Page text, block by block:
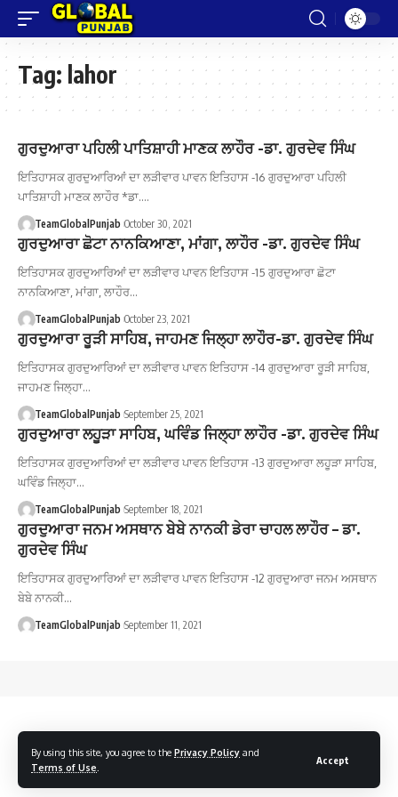
By using this site, you agree to the Privacy Policy and
Terms of Use
Accept
Tag: lahor
ਗੁਰਦੁਆਰਾ ਪਹਿਲੀ ਪਾਤਿਸ਼ਾਹੀ ਮਾਣਕ ਲਾਹੌਰ -ਡਾ. ਗੁਰਦੇਵ ਸਿੰਘ
ਇਤਿਹਾਸਕ ਗੁਰਦੁਆਰਿਆਂ ਦਾ ਲੜੀਵਾਰ ਪਾਵਨ ਇਤਿਹਾਸ -16 ਗੁਰਦੁਆਰਾ ਪਹਿਲੀ
ਪਾਤਿਸ਼ਾਹੀ ਮਾਣਕ ਲਾਹੌਰ *ਡਾ.…
TeamGlobalPunjab October 30, 2021
ਗੁਰਦੁਆਰਾ ਛੋਟਾ ਨਾਨਕਿਆਣਾ, ਮਾਂਗਾ, ਲਾਹੌਰ -ਡਾ. ਗੁਰਦੇਵ ਸਿੰਘ
ਇਤਿਹਾਸਕ ਗੁਰਦੁਆਰਿਆਂ ਦਾ ਲੜੀਵਾਰ ਪਾਵਨ ਇਤਿਹਾਸ -15 ਗੁਰਦੁਆਰਾ ਛੋਟਾ
ਨਾਨਕਿਆਣਾ, ਮਾਂਗਾ, ਲਾਹੌਰ…
TeamGlobalPunjab October 23, 2021
ਗੁਰਦੁਆਰਾ ਰੂੜੀ ਸਾਹਿਬ, ਜਾਹਮਣ ਜਿਲ੍ਹਾ ਲਾਹੌਰ-ਡਾ. ਗੁਰਦੇਵ ਸਿੰਘ
ਇਤਿਹਾਸਕ ਗੁਰਦੁਆਰਿਆਂ ਦਾ ਲੜੀਵਾਰ ਪਾਵਨ ਇਤਿਹਾਸ -14 ਗੁਰਦੁਆਰਾ ਰੂੜੀ ਸਾਹਿਬ,
ਜਾਹਮਣ ਜਿਲ੍ਹਾ…
TeamGlobalPunjab September 25, 2021
ਗੁਰਦੁਆਰਾ ਲਹੂੜਾ ਸਾਹਿਬ, ਘਵਿੰਡ ਜਿਲ੍ਹਾ ਲਾਹੌਰ -ਡਾ. ਗੁਰਦੇਵ ਸਿੰਘ
ਇਤਿਹਾਸਕ ਗੁਰਦੁਆਰਿਆਂ ਦਾ ਲੜੀਵਾਰ ਪਾਵਨ ਇਤਿਹਾਸ -13 ਗੁਰਦੁਆਰਾ ਲਹੂੜਾ ਸਾਹਿਬ,
ਘਵਿੰਡ ਜਿਲ੍ਹਾ…
TeamGlobalPunjab September 18, 2021
ਗੁਰਦੁਆਰਾ ਜਨਮ ਅਸਥਾਨ ਬੇਬੇ ਨਾਨਕੀ ਡੇਰਾ ਚਾਹਲ ਲਾਹੌਰ – ਡਾ.
ਗੁਰਦੇਵ ਸਿੰਘ
ਇਤਿਹਾਸਕ ਗੁਰਦੁਆਰਿਆਂ ਦਾ ਲੜੀਵਾਰ ਪਾਵਨ ਇਤਿਹਾਸ -12 ਗੁਰਦੁਆਰਾ ਜਨਮ ਅਸਥਾਨ
ਬੇਬੇ ਨਾਨਕੀ…
TeamGlobalPunjab September 11, 2021